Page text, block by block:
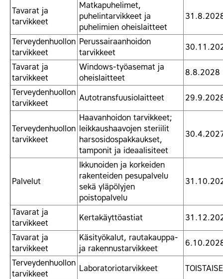
Tavarat ja
tarvikkeet
Matkapuhelimet,
puhelintarvikkeet ja
puhelimien oheislaitteet
Terveydenhuollon
tarvikkeet
Perussairaanhoidon
tarvikkeet
Tavarat ja
tarvikkeet
Windows-työasemat ja
oheislaitteet
8.8.2028
Terveydenhuollon
tarvikkeet
Autotransfuusiolaitteet
Terveydenhuollon
tarvikkeet
Haavanhoidon tarvikkeet;
leikkaushaavojen steriilit
harsosidospakkaukset,
tamponit ja ideaalisiteet
Palvelut
Ikkunoiden ja korkeiden
rakenteiden pesupalvelu
sekä yläpölyjen
poistopalvelu
Tavarat ja
tarvikkeet
Kertakäyttöastiat
Tavarat ja
tarvikkeet
Käsityökalut, rautakauppa-
ja rakennustarvikkeet
Terveydenhuollon
tarvikkeet
Laboratoriotarvikkeet